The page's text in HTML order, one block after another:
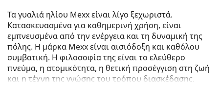
Τα γυαλιά ηλίου Mexx είναι λίγο ξεχωριστά.
Κατασκευασμένα για καθημερινή χρήση, είναι
εμπνευσμένα από την ενέργεια και τη δυναμική της
πόλης. Η μάρκα Mexx είναι αισιόδοξη και καθόλου
συμβατική. Η φιλοσοφία της είναι το ελεύθερο
πνεύμα, η ατομικότητα, η θετική προσέγγιση στη ζωή
και η τέχνη της γνώσης του τρόπου διασκέδασης.